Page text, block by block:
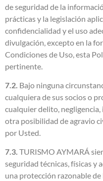
de seguridad de la
prácticas y la legislación
confidencialidad y el uso
divulgación, excepto en la
Condiciones de Uso, esta
pertinente.
7.2. Bajo ninguna
cualquiera de sus socios o
cualquier delito,
otra posibilidad de agravio
por Usted.
7.3. TURISMO AYMARÁ
seguridad técnicas, físicas
una protección razonable